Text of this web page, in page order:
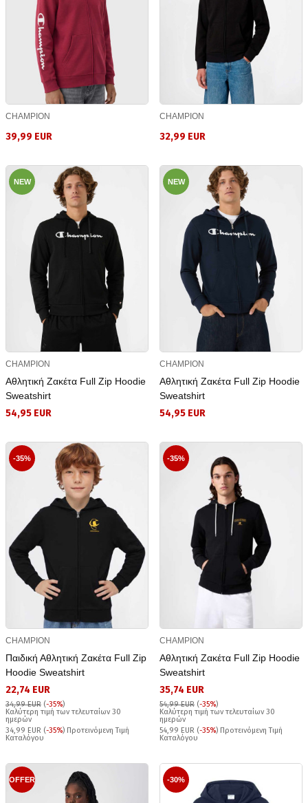
CHAMPION
39,99 EUR
CHAMPION
32,99 EUR
NEW
CHAMPION
Αθλητική Ζακέτα Full Zip Hoodie
Sweatshirt
54,95 EUR
NEW
CHAMPION
Αθλητική Ζακέτα Full Zip Hoodie
Sweatshirt
54,95 EUR
-35%
CHAMPION
Παιδική Αθλητική Ζακέτα Full Zip
Hoodie Sweatshirt
22,74 EUR
34,99 EUR (-35%)
Καλύτερη τιμή των τελευταίων 30
ημερών
34,99 EUR (-35%) Προτεινόμενη Τιμή
Καταλόγου
-35%
CHAMPION
Αθλητική Ζακέτα Full Zip Hoodie
Sweatshirt
35,74 EUR
54,99 EUR (-35%)
Καλύτερη τιμή των τελευταίων 30
ημερών
54,99 EUR (-35%) Προτεινόμενη Τιμή
Καταλόγου
OFFER -30%